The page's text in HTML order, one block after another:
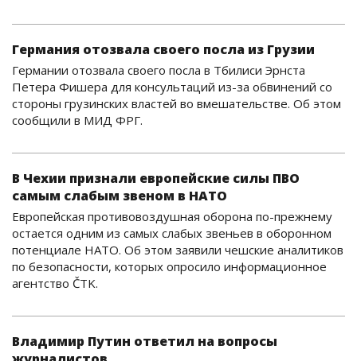
Германия отозвала своего посла из Грузии
Германии отозвала своего посла в Тбилиси Эрнста
Петера Фишера для консультаций из-за обвинений со
стороны грузинских властей во вмешательстве. Об этом
сообщили в МИД ФРГ.
В Чехии признали европейские силы ПВО
самым слабым звеном в НАТО
Европейская противовоздушная оборона по-прежнему
остается одним из самых слабых звеньев в оборонном
потенциале НАТО. Об этом заявили чешские аналитиков
по безопасности, которых опросило информационное
агентство ČTK.
Владимир Путин ответил на вопросы